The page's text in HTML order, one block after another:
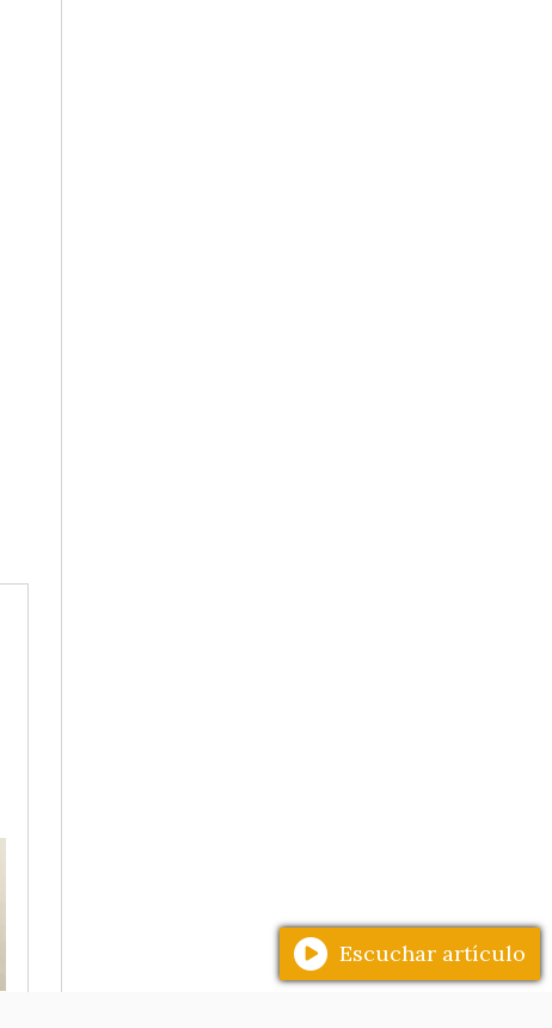
Escuchar artículo